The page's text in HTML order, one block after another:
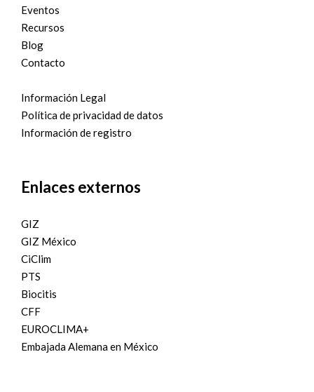
Eventos
Recursos
Blog
Contacto
Información Legal
Política de privacidad de datos
Información de registro
Enlaces externos
GIZ
GIZ México
CiClim
PTS
Biocitis
CFF
EUROCLIMA+
Embajada Alemana en México